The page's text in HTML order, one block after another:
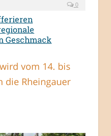
0
Geschmack
vom 14. bis
die Rheingauer